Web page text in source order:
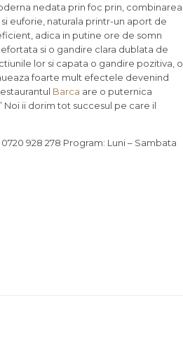
nedata prin foc prin, combinarea
euforie, naturala printr-un aport de
adica in putine ore de somn
si o gandire clara dublata de
lor si capata o gandire pozitiva, o
foarte mult efectele devenind
Barca are o puternica
ii dorim tot succesul pe care il
928 278 Program: Luni – Sambata